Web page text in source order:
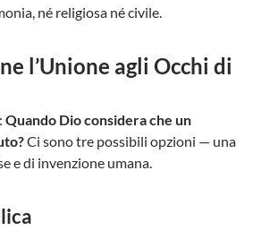
né religiosa né civile.
l’Unione agli Occhi di
Quando Dio considera che un
Ci sono tre possibili opzioni — una
e di invenzione umana.